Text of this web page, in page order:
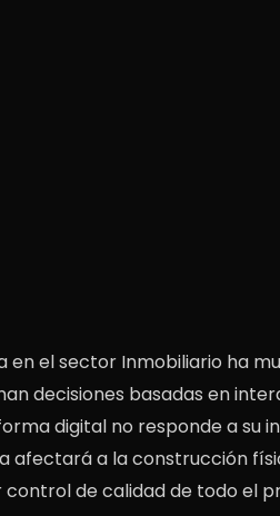
en el sector Inmobiliario ha
decisiones basadas en
digital no responde a su
afectará a la construcción
de calidad de todo el